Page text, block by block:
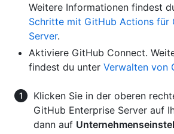
Weitere Informationen findest
Schritte mit GitHub Actions für
Server.
Aktiviere GitHub Connect.
findest du unter Verwalten von
Klicken Sie in der oberen
GitHub Enterprise Server auf
dann auf